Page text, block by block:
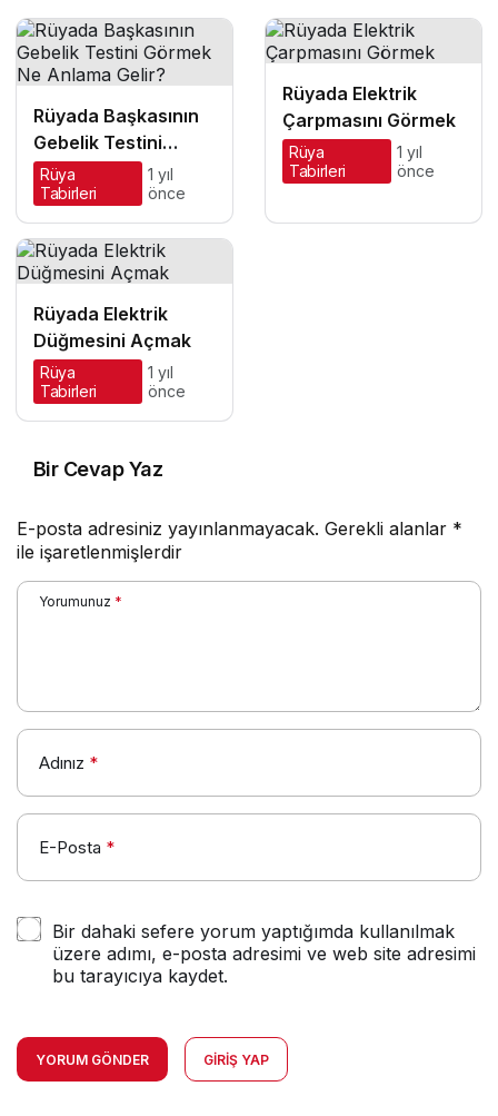
Rüyada Başkasının
Gebelik Testini
Görmek Ne Anlama
Gelir?
Rüya
Tabirleri
1 yıl
önce
Rüyada Elektrik
Çarpmasını Görmek
Rüya
Tabirleri
1 yıl
önce
Rüyada Elektrik
Düğmesini Açmak
Rüya
Tabirleri
1 yıl
önce
Bir Cevap Yaz
E-posta adresiniz yayınlanmayacak. Gerekli alanlar *
ile işaretlenmişlerdir
Yorumunuz *
Adınız *
E-Posta *
Bir dahaki sefere yorum yaptığımda kullanılmak
üzere adımı, e-posta adresimi ve web site adresimi
bu tarayıcıya kaydet.
YORUM GÖNDER GIRIŞ YAP